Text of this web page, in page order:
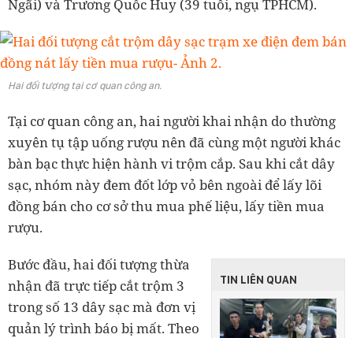
Ngãi) và Trương Quốc Huy (39 tuổi, ngụ TPHCM).
Hai đối tượng tại cơ quan công an.
Tại cơ quan công an, hai người khai nhận do thường
xuyên tụ tập uống rượu nên đã cùng một người khác
bàn bạc thực hiện hành vi trộm cắp. Sau khi cắt dây
sạc, nhóm này đem đốt lớp vỏ bên ngoài để lấy lõi
đồng bán cho cơ sở thu mua phế liệu, lấy tiền mua
rượu.
TIN LIÊN QUAN
Bước đầu, hai đối tượng thừa
nhận đã trực tiếp cắt trộm 3
trong số 13 dây sạc mà đơn vị
quản lý trình báo bị mất. Theo